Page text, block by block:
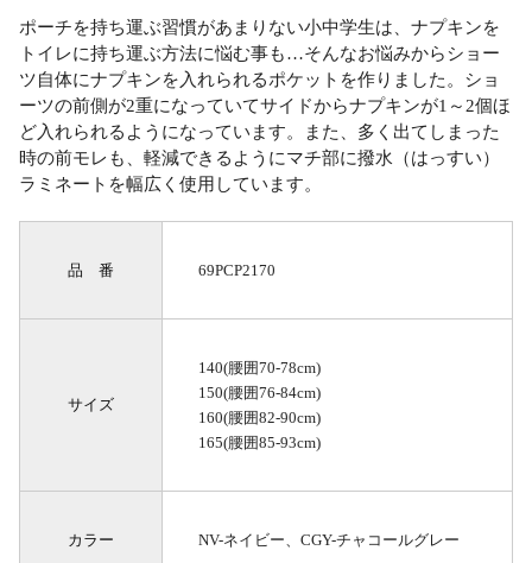
ポーチを持ち運ぶ習慣があまりない小中学生は、ナプキンを
トイレに持ち運ぶ方法に悩む事も…そんなお悩みからショー
ツ自体にナプキンを入れられるポケットを作りました。ショ
ーツの前側が2重になっていてサイドからナプキンが1～2個ほ
ど入れられるようになっています。また、多く出てしまった
時の前モレも、軽減できるようにマチ部に撥水（はっすい）
ラミネートを幅広く使用しています。
品 番 69PCP2170
サイズ
140(腰囲70-78cm)
150(腰囲76-84cm)
160(腰囲82-90cm)
165(腰囲85-93cm)
カラー NV-ネイビー、CGY-チャコールグレー